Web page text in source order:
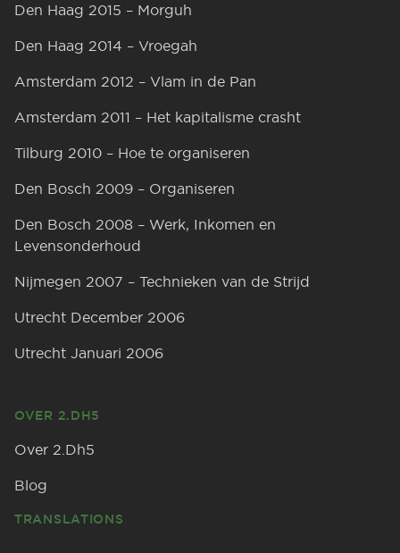
Den Haag 2015 – Morguh
Den Haag 2014 – Vroegah
Amsterdam 2012 – Vlam in de Pan
Amsterdam 2011 – Het kapitalisme crasht
Tilburg 2010 – Hoe te organiseren
Den Bosch 2009 – Organiseren
Den Bosch 2008 – Werk, Inkomen en
Levensonderhoud
Nijmegen 2007 – Technieken van de Strijd
Utrecht December 2006
Utrecht Januari 2006
OVER 2.DH5
Over 2.Dh5
Blog
TRANSLATIONS